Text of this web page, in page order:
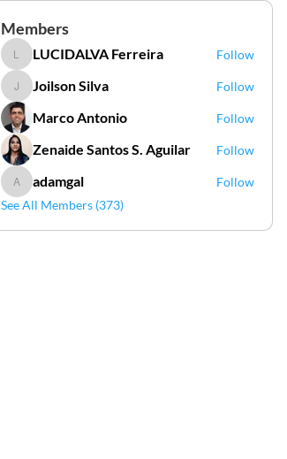
Members
LUCIDALVA Ferreira
LUCIDALVA Ferreira Follow
Joilson Silva
Joilson Silva Follow
Marco Antonio Follow
Zenaide Santos S. Aguilar Follow
adamgal
adamgal
Follow
See All Members (373)